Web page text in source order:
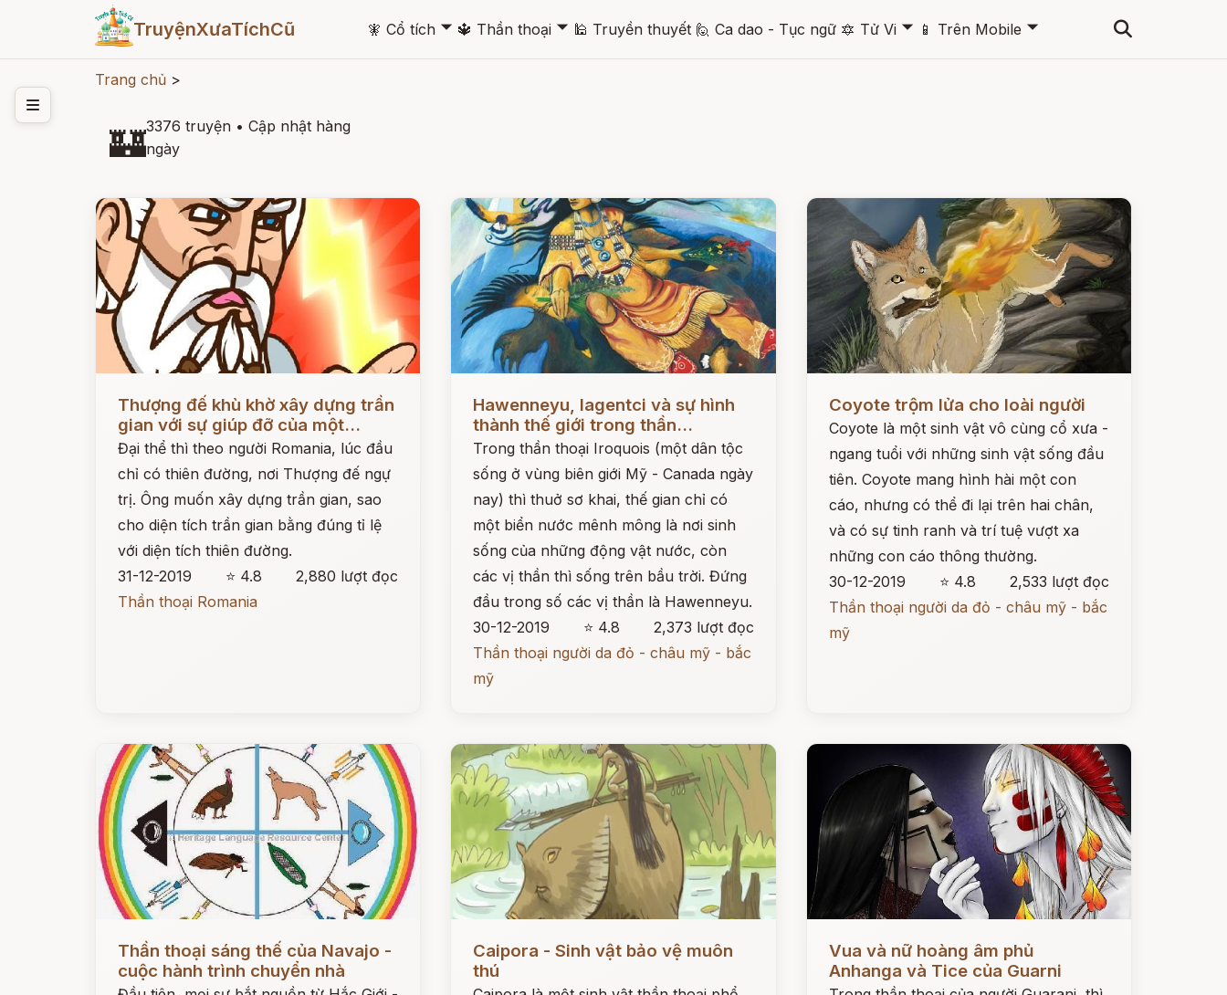
TruyệnXưaTíchCũ 🧚 Cổ tích 🞃 🔱 Thần thoại 🞃 🕌 Truyền thuyết 🙋 Ca dao - Tục ngữ 🔯 Tử Vi 🞃 📱 Trên Mobile 🞃
Trang chủ >
🏰3376 truyện • Cập nhật hàng
ngày
Thượng đế khù khờ xây dựng trần
gian với sự giúp đỡ của một...
Đại thể thì theo người Romania, lúc đầu
chỉ có thiên đường, nơi Thượng đế ngự
trị. Ông muốn xây dựng trần gian, sao
cho diện tích trần gian bằng đúng tỉ lệ
với diện tích thiên đường.
31-12-2019
⭐ 4.8
2,880 lượt đọc
Thần thoại Romania
Hawenneyu, Iagentci và sự hình
thành thế giới trong thần...
Trong thần thoại Iroquois (một dân tộc
sống ở vùng biên giới Mỹ - Canada ngày
nay) thì thuở sơ khai, thế gian chỉ có
một biển nước mênh mông là nơi sinh
sống của những động vật nước, còn
các vị thần thì sống trên bầu trời. Đứng
đầu trong số các vị thần là Hawenneyu.
30-12-2019
⭐ 4.8
2,373 lượt đọc
Thần thoại người da đỏ - châu mỹ - bắc
mỹ
Coyote trộm lửa cho loài người
Coyote là một sinh vật vô cùng cổ xưa -
ngang tuổi với những sinh vật sống đầu
tiên. Coyote mang hình hài một con
cáo, nhưng có thể đi lại trên hai chân,
và có sự tinh ranh và trí tuệ vượt xa
những con cáo thông thường.
30-12-2019
⭐ 4.8
2,533 lượt đọc
Thần thoại người da đỏ - châu mỹ - bắc
mỹ
Đọc ngay
Thần thoại sáng thế của Navajo -
cuộc hành trình chuyển nhà
Caipora - Sinh vật bảo vệ muôn
thú
Vua và nữ hoàng âm phủ
Anhanga và Tice của Guarni